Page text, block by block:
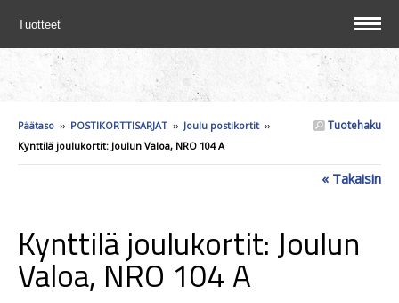
Tuotteet
Tuotehaku
Päätaso ›› POSTIKORTTISARJAT ›› Joulu postikortit››
Kynttilä joulukortit: Joulun Valoa, NRO 104 A
« Takaisin
Kynttilä joulukortit: Joulun
Valoa, NRO 104 A